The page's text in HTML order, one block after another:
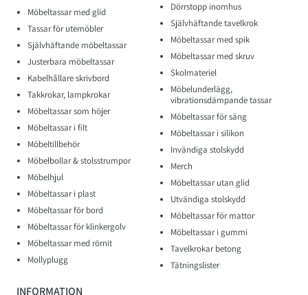
Möbeltassar med glid
Tassar för utemöbler
Självhäftande möbeltassar
Justerbara möbeltassar
Kabelhållare skrivbord
Takkrokar, lampkrokar
Möbeltassar som höjer
Möbeltassar i filt
Möbeltillbehör
Möbelbollar & stolsstrumpor
Möbelhjul
Möbeltassar i plast
Möbeltassar för bord
Möbeltassar för klinkergolv
Möbeltassar med rörnit
Mollyplugg
Dörrstopp inomhus
Självhäftande tavelkrok
Möbeltassar med spik
Möbeltassar med skruv
Skolmateriel
Möbelunderlägg,
vibrationsdämpande tassar
Möbeltassar för säng
Möbeltassar i silikon
Invändiga stolskydd
Merch
Möbeltassar utan glid
Utvändiga stolskydd
Möbeltassar för mattor
Möbeltassar i gummi
Tavelkrokar betong
Tätningslister
INFORMATION